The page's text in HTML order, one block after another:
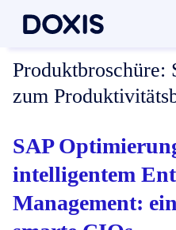
Produktbroschüre:
zum
SAP
intelligentem
Management: